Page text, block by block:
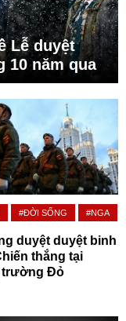
Lễ duyệt
10 năm qua
#ĐỜI SỐNG #NGA
duyệt duyệt binh
thắng tại
trường Đỏ